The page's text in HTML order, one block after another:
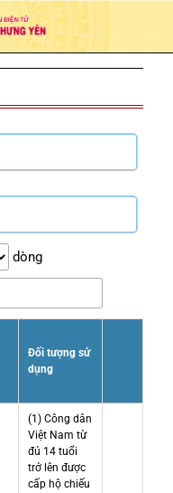
dòng
Đối tượng sử
dụng
(1) Công dân
Việt Nam từ
đủ 14 tuổi
trở lên được
cấp hộ chiếu